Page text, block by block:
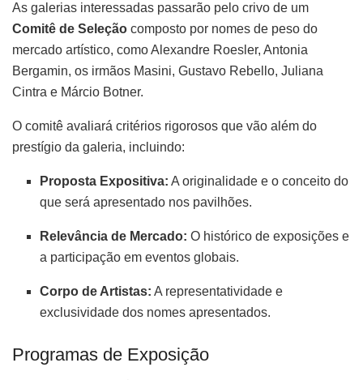
As galerias interessadas passarão pelo crivo de um
Comitê de Seleção composto por nomes de peso do
mercado artístico, como Alexandre Roesler, Antonia
Bergamin, os irmãos Masini, Gustavo Rebello, Juliana
Cintra e Márcio Botner.
O comitê avaliará critérios rigorosos que vão além do
prestígio da galeria, incluindo:
Proposta Expositiva: A originalidade e o conceito do
que será apresentado nos pavilhões.
Relevância de Mercado: O histórico de exposições e
a participação em eventos globais.
Corpo de Artistas: A representatividade e
exclusividade dos nomes apresentados.
Programas de Exposição